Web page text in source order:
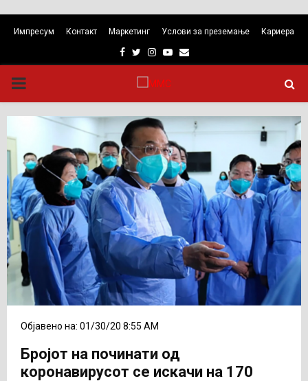
Импресум Контакт Маркетинг Услови за преземање Кариера
Facebook
TwitterInstagram
Youtube
Email
PRIMARY
MENU
Објавено на: 01/30/20 8:55 AM
Бројот на починати од
коронавирусот се искачи на 170